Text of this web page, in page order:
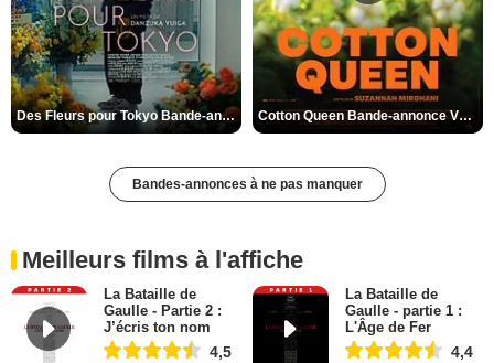
Des Fleurs pour Tokyo Bande-annonce VO STFR Cotton Queen Bande-annonce VO STFR
Bandes-annonces à ne pas manquer
Meilleurs films à l'affiche
La Bataille de
Gaulle - Partie 2 :
J’écris ton nom
4,5
La Bataille de
Gaulle - partie 1 :
L'Âge de Fer
4,4